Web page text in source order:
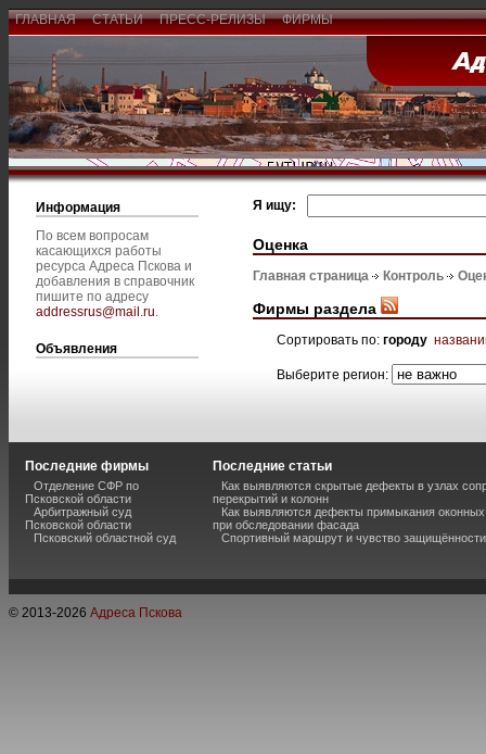
ГЛАВНАЯ СТАТЬИ ПРЕСС-РЕЛИЗЫ ФИРМЫ
Информация
По всем вопросам
касающихся работы
ресурса Адреса Пскова и
добавления в справочник
пишите по адресу
addressrus@mail.ru.
Объявления
Я ищу:
Оценка
Главная страница Контроль
Фирмы раздела
Сортировать по: городу
Выберите регион:
Последние фирмы
Отделение СФР по
Псковской области
Арбитражный суд
Псковской области
Псковский областной суд
Последние статьи
Как выявляются скрытые дефекты в узлах
перекрытий и колонн
Как выявляются дефекты примыкания
при обследовании фасада
Спортивный маршрут и чувство защищённости
© 2013-2026 Адреса Пскова